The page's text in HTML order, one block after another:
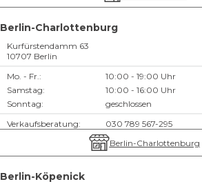
Berlin-Charlottenburg
Kurfürstendamm 63
10707 Berlin
Mo. - Fr.:
10:00 - 19:00 Uhr
Samstag:
10:00 - 16:00 Uhr
Sonntag:
geschlossen
Verkaufsberatung:
030 789 567-295
Berlin-Charlottenburg
Berlin-Köpenick